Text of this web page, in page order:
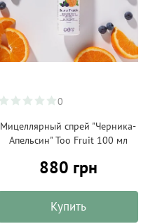
0
Мицеллярный спрей "Черника-
Апельсин" Too Fruit 100 мл
880 грн
Купить